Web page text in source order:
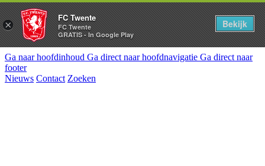
Ga naar hoofdinhoud Ga direct naar hoofdnavigatie Ga direct naar
footer
Nieuws Contact Zoeken
×
FC Twente
FC Twente
GRATIS - In Google Play
Bekijk